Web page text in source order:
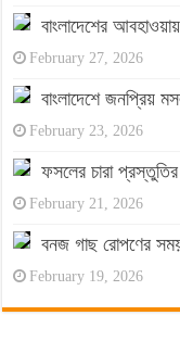
বাংলাদেশের
February 27, 2026
বাংলাদেশে জনপ্রিয়
February 23, 2026
ফসলের চারা
February 21, 2026
বনজ গাছ রোপণের
February 19, 2026